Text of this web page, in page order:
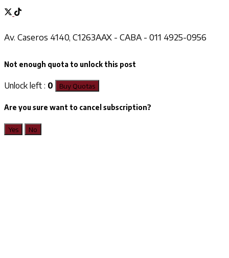
Av. Caseros 4140, C1263AAX - CABA - 011 4925-0956
Not enough quota to unlock this post
Unlock left : 0 Buy Quotas
Are you sure want to cancel subscription?
Yes No